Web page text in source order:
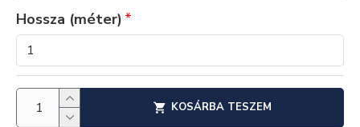
Hossza (méter)
KOSÁRBA TESZEM